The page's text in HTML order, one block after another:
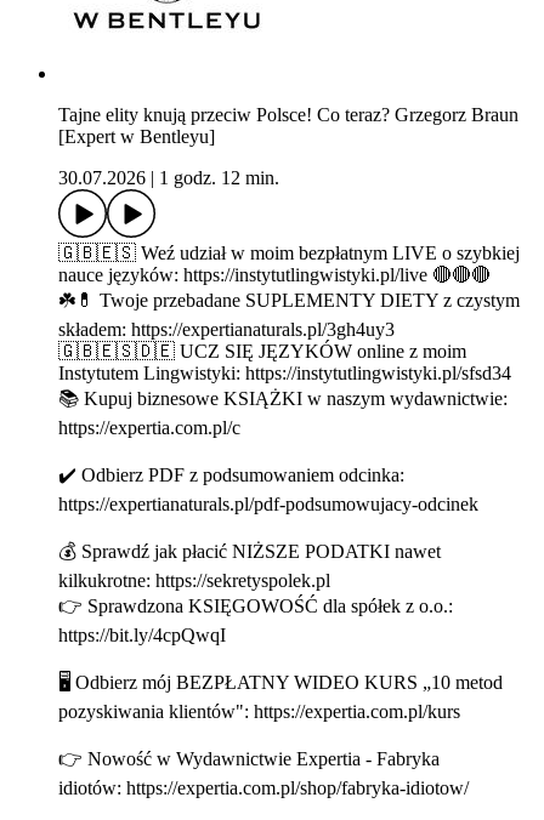
Tajne elity knują przeciw Polsce! Co teraz? Grzegorz Braun
[Expert w Bentleyu]
30.07.2026
1 godz. 12 min.
🇬🇧🇪🇸 Weź udział w moim bezpłatnym LIVE o szybkiej
nauce języków: https://instytutlingwistyki.pl/live 🔴🔴🔴
☘️💊 Twoje przebadane SUPLEMENTY DIETY z czystym
składem: https://expertianaturals.pl/3gh4uy3
🇬🇧🇪🇸🇩🇪 UCZ SIĘ JĘZYKÓW online z moim
Instytutem Lingwistyki: https://instytutlingwistyki.pl/sfsd34
📚 Kupuj biznesowe KSIĄŻKI w naszym wydawnictwie:
https://expertia.com.pl/c
✔️ Odbierz PDF z podsumowaniem odcinka:
https://expertianaturals.pl/pdf-podsumowujacy-odcinek
💰 Sprawdź jak płacić NIŻSZE PODATKI nawet
kilkukrotne: https://sekretyspolek.pl
👉 Sprawdzona KSIĘGOWOŚĆ dla spółek z o.o.:
https://bit.ly/4cpQwqI
🖥 Odbierz mój BEZPŁATNY WIDEO KURS „10 metod
pozyskiwania klientów": https://expertia.com.pl/kurs
👉 Nowość w Wydawnictwie Expertia - Fabryka
idiotów: https://expertia.com.pl/shop/fabryka-idiotow/